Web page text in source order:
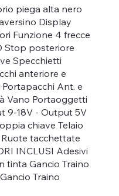
piega alta nero
Display
Funzione 4 frecce
Stop posteriore
Specchietti
anteriore e
Ant. e
Vano Portaoggetti
9-18V - Output 5V
chiave Telaio
tacchettate
INCLUSI Adesivi
tinta Gancio Traino
Traino